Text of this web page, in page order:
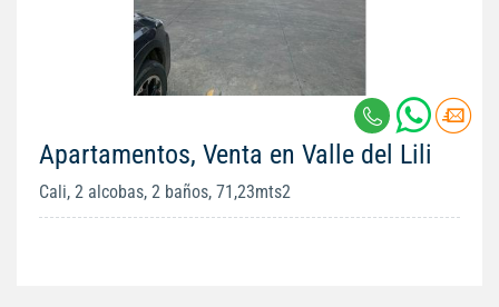
Apartamentos, Venta en Valle del Lili
Cali, 2 alcobas, 2 baños, 71,23mts2